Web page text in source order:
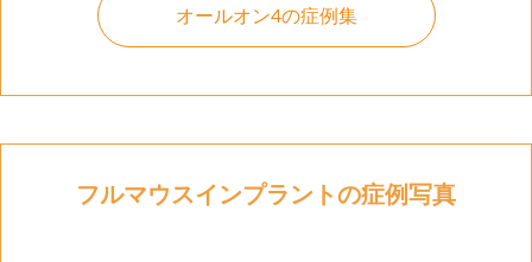
オールオン4の症例集
フルマウスインプラントの症例写真